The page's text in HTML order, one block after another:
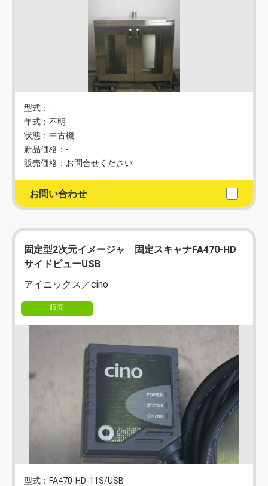
型式：‐
年式：不明
状態：中古機
新品価格：-
販売価格：お問合せください
お問い合わせ
固定型2次元イメージャ 固定スキャナFA470-HD
サイドビューUSB
アイニックス／cino
販売
型式：FA470-HD-11S/USB